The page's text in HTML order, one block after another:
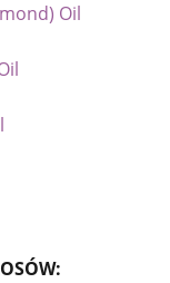
Oil